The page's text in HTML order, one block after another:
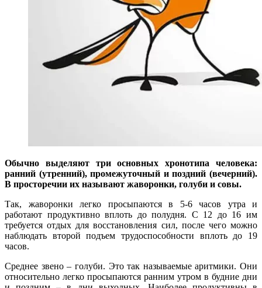
Обычно выделяют три основных хронотипа человека:
ранний (утренний), промежуточный и поздний (вечерний).
В просторечии их называют жаворонки, голуби и совы.
Так, жаворонки легко просыпаются в 5-6 часов утра и
работают продуктивно вплоть до полудня. С 12 до 16 им
требуется отдых для восстановления сил, после чего можно
наблюдать второй подъем трудоспособности вплоть до 19
часов.
Среднее звено – голуби. Это так называемые аритмики. Они
относительно легко просыпаются ранним утром в будние дни